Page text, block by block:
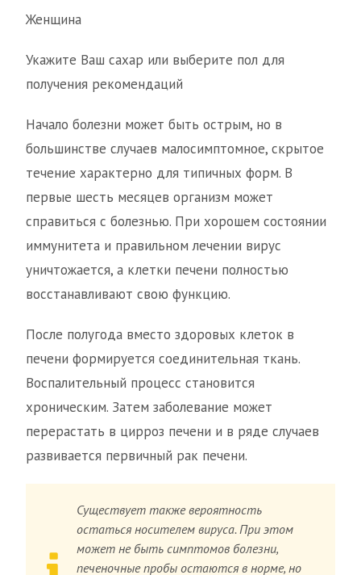
Женщина
Укажите Ваш сахар или выберите пол для
получения рекомендаций
Начало болезни может быть острым, но в
большинстве случаев малосимптомное, скрытое
течение характерно для типичных форм. В
первые шесть месяцев организм может
справиться с болезнью. При хорошем состоянии
иммунитета и правильном лечении вирус
уничтожается, а клетки печени полностью
восстанавливают свою функцию.
После полугода вместо здоровых клеток в
печени формируется соединительная ткань.
Воспалительный процесс становится
хроническим. Затем заболевание может
перерастать в цирроз печени и в ряде случаев
развивается первичный рак печени.
Существует также вероятность
остаться носителем вируса. При этом
может не быть симптомов болезни,
печеночные пробы остаются в норме, но